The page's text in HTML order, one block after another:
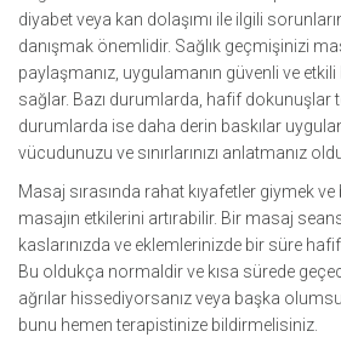
diyabet veya kan dolaşımı ile ilgili
danışmak önemlidir. Sağlık geçmişinizi
paylaşmanız, uygulamanın güvenli ve etkili
sağlar. Bazı durumlarda, hafif dokunuşlar
durumlarda ise daha derin baskılar
vücudunuzu ve sınırlarınızı anlatmanız
Masaj sırasında rahat kıyafetler giymek
masajın etkilerini artırabilir. Bir masaj
kaslarınızda ve eklemlerinizde bir süre
Bu oldukça normaldir ve kısa sürede
ağrılar hissediyorsanız veya başka
bunu hemen terapistinize bildirmelisiniz.